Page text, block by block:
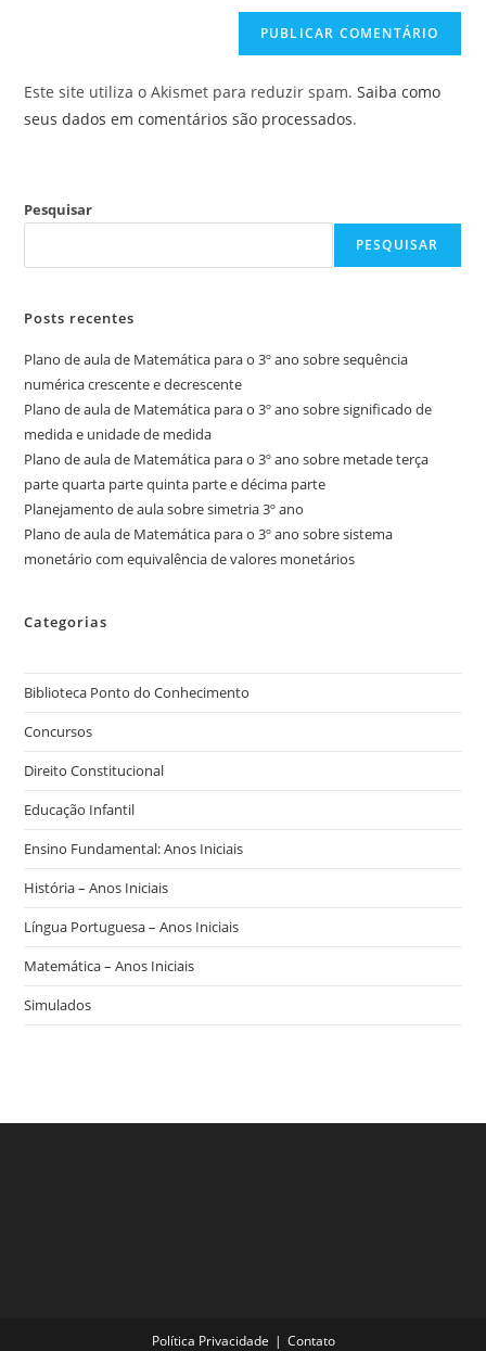
Este site utiliza o Akismet para reduzir spam.Saiba como
seus dados em comentários são processados.
Pesquisar
PESQUISAR
Posts recentes
Plano de aula de Matemática para o 3º ano sobre sequência
numérica crescente e decrescente
Plano de aula de Matemática para o 3º ano sobre significado de
medida e unidade de medida
Plano de aula de Matemática para o 3º ano sobre metade terça
parte quarta parte quinta parte e décima parte
Planejamento de aula sobre simetria 3º ano
Plano de aula de Matemática para o 3º ano sobre sistema
monetário com equivalência de valores monetários
Categorias
Biblioteca Ponto do Conhecimento
Concursos
Direito Constitucional
Educação Infantil
Ensino Fundamental: Anos Iniciais
História – Anos Iniciais
Língua Portuguesa – Anos Iniciais
Matemática – Anos Iniciais
Simulados
Política Privacidade Contato